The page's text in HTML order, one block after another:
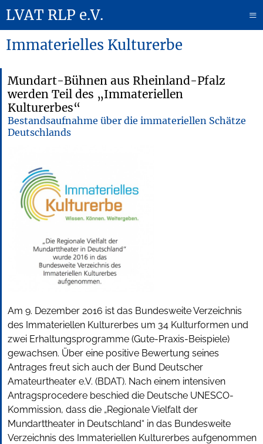
LVAT RLP e.V.
≡
Immaterielles Kulturerbe
Mundart-Bühnen aus Rheinland-Pfalz
werden Teil des „Immateriellen
Kulturerbes“
Bestandsaufnahme über die immateriellen Schätze
Deutschlands
Am 9. Dezember 2016 ist das Bundesweite Verzeichnis
des Immateriellen Kulturerbes um 34 Kulturformen und
zwei Erhaltungsprogramme (Gute-Praxis-Beispiele)
gewachsen. Über eine positive Bewertung seines
Antrages freut sich auch der Bund Deutscher
Amateurtheater e.V. (BDAT). Nach einem intensiven
Antragsprocedere beschied die Deutsche UNESCO-
Kommission, dass die „Regionale Vielfalt der
Mundarttheater in Deutschland“ in das Bundesweite
Verzeichnis des Immateriellen Kulturerbes aufgenommen